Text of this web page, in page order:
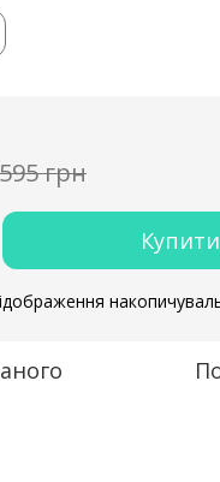
595 грн
Купити